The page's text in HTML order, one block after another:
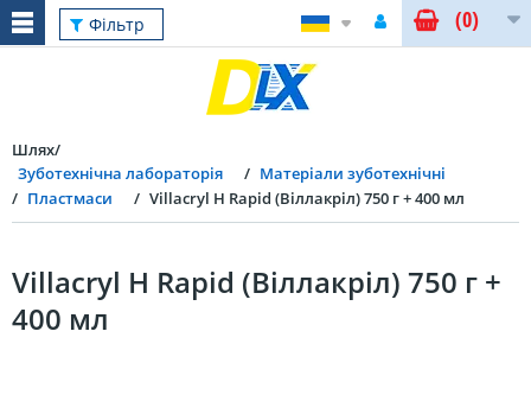
Фільтр (0)
Шлях
Зуботехнічна лабораторія
Матеріали зуботехнічні
Пластмаси
Villacryl H Rapid (Віллакріл) 750 г + 400 мл
Villacryl H Rapid (Віллакріл) 750 г +
400 мл